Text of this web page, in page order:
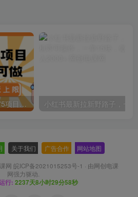
无限接码撸红包单号0.75项目无偿分享给你【揭秘】
关于我们 广告合作 网站地图
网 皖ICP备2021015253号-1 · 由网创电课
网强力驱动.
行: 2237天8小时29分58秒